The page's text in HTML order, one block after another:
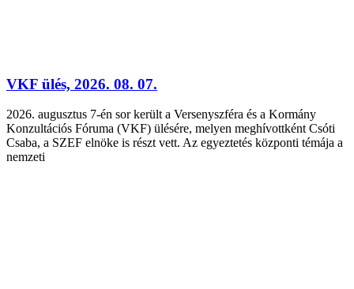
VKF ülés, 2026. 08. 07.
2026. augusztus 7-én sor került a Versenyszféra és a Kormány
Konzultációs Fóruma (VKF) ülésére, melyen meghívottként Csóti
Csaba, a SZEF elnöke is részt vett. Az egyeztetés központi témája a
nemzeti